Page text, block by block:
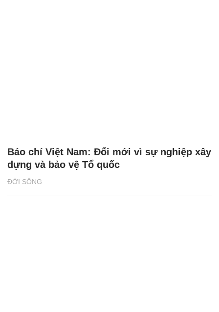
ĐỜI SỐNG
Báo chí Việt Nam: Đổi mới vì sự nghiệp xây
dựng và bảo vệ Tổ quốc